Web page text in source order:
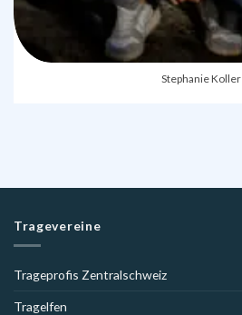
Stephanie Koller
Tragevereine
Trageprofis Zentralschweiz
Tragelfen